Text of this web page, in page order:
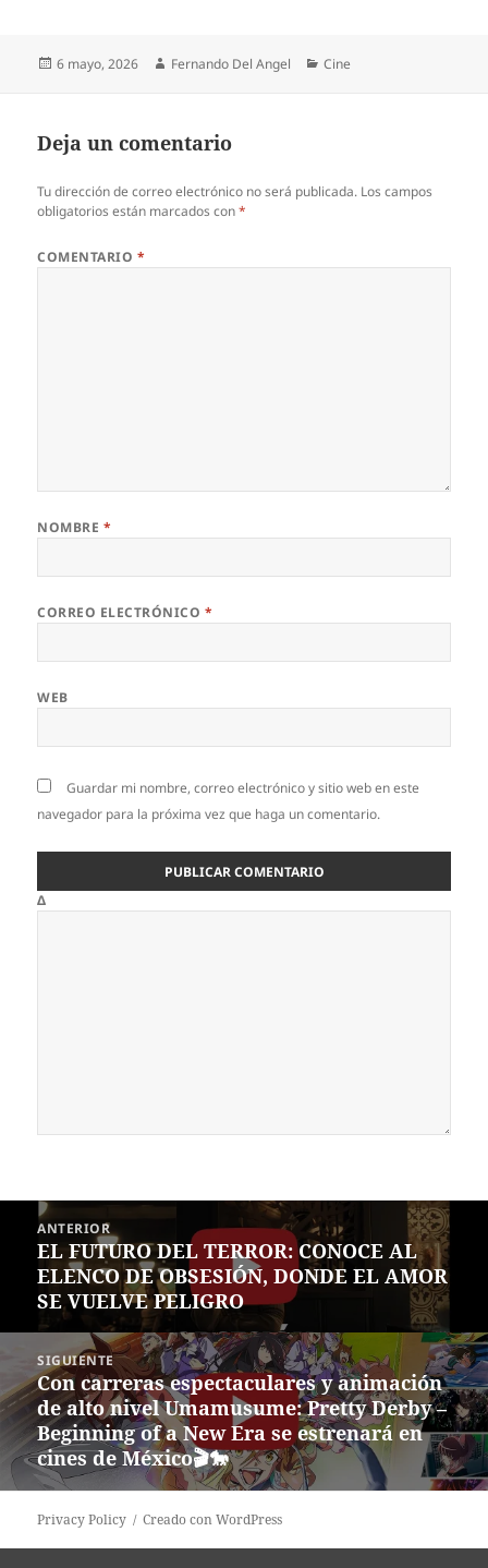
Publicado
6 mayo, 2026 Autor
Fernando Del Angel Categorías
Cine
Deja un comentario
Tu dirección de correo electrónico no será publicada. Los campos
obligatorios están marcados con*
COMENTARIO *
NOMBRE *
CORREO ELECTRÓNICO *
WEB
Guardar mi nombre, correo electrónico y sitio web en este
navegador para la próxima vez que haga un comentario.
Δ
Navegación
entradas
ANTERIOR
Entrada
anterior:
EL FUTURO DEL TERROR: CONOCE AL
ELENCO DE OBSESIÓN, DONDE EL AMOR
SE VUELVE PELIGRO
SIGUIENTE
Siguiente
entrada:
Con carreras espectaculares y animación
de alto nivel Umamusume: Pretty Derby –
Beginning of a New Era se estrenará en
cines de México🎬🐎
Privacy Policy Creado con WordPress